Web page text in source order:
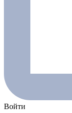
Войти